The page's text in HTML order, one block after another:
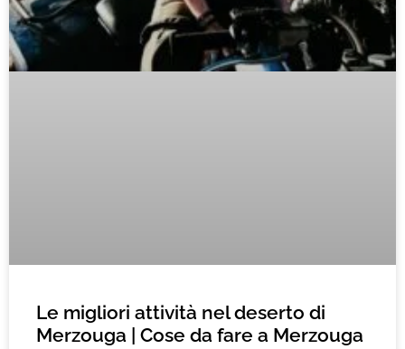
Le migliori attività nel deserto di
Merzouga | Cose da fare a Merzouga